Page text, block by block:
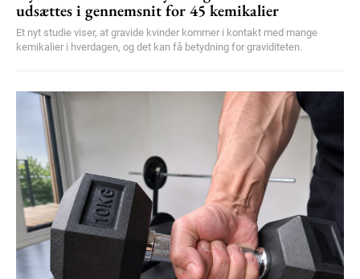
udsættes i gennemsnit for 45 kemikalier
Et nyt studie viser, at gravide kvinder kommer i kontakt med mange
kemikalier i hverdagen, og det kan få betydning for graviditeten.